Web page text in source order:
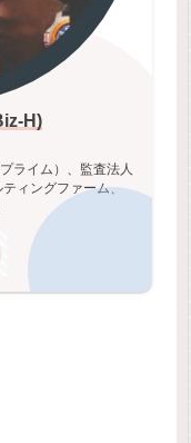
H)
ライム）、監査法人
ティングファーム、